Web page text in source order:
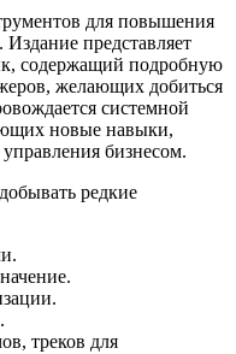
для повышения
Издание представляет
содержащий подробную
желающих добиться
системной
новые навыки,
бизнесом.
редкие
треков для